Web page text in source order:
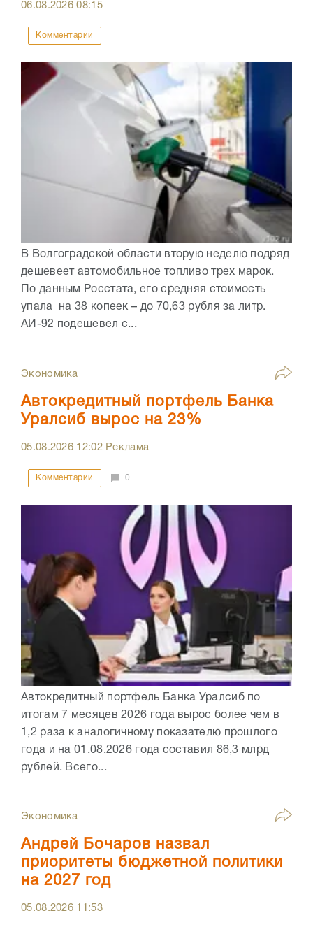
06.08.202608:15
Комментарии
В Волгоградской области вторую неделю подряд
дешевеет автомобильное топливо трех марок.
По данным Росстата, его средняя стоимость
упала на 38 копеек – до 70,63 рубля за литр.
АИ-92 подешевел с...
Экономика
Автокредитный портфель Банка
Уралсиб вырос на 23%
05.08.2026 12:02Реклама
Комментарии 0
Автокредитный портфель Банка Уралсиб по
итогам 7 месяцев 2026 года вырос более чем в
1,2 раза к аналогичному показателю прошлого
года и на 01.08.2026 года составил 86,3 млрд
рублей. Всего...
Экономика
Андрей Бочаров назвал
приоритеты бюджетной политики
на 2027 год
05.08.2026 11:53